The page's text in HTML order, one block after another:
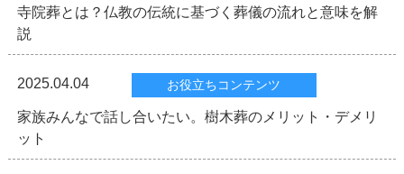
寺院葬とは？仏教の伝統に基づく葬儀の流れと意味を解
説
2025.04.04 お役立ちコンテンツ
家族みんなで話し合いたい。樹木葬のメリット・デメリ
ット